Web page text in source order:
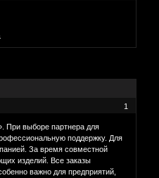
1
При выборе партнера для
поддержку. Для
За время совместной
изделий. Все заказы
важно для предприятий,